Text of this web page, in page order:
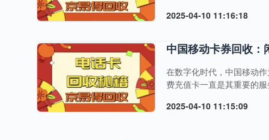
317亿元，同比增长24.3%
2016年进行混合所有制改
2025-04-10 11:16:18
中国移动卡券回收：
在数字化时代，中国移动
费充值卡一直是其重要的
专业卡券回收平台，用户
2025-04-10 11:15:09